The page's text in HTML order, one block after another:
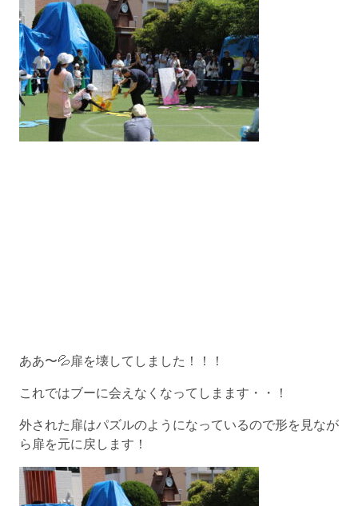
ああ〜💦扉を壊してしました！！！
これではブーに会えなくなってしまます・・！
外された扉はパズルのようになっているので形を見なが
ら扉を元に戻します！